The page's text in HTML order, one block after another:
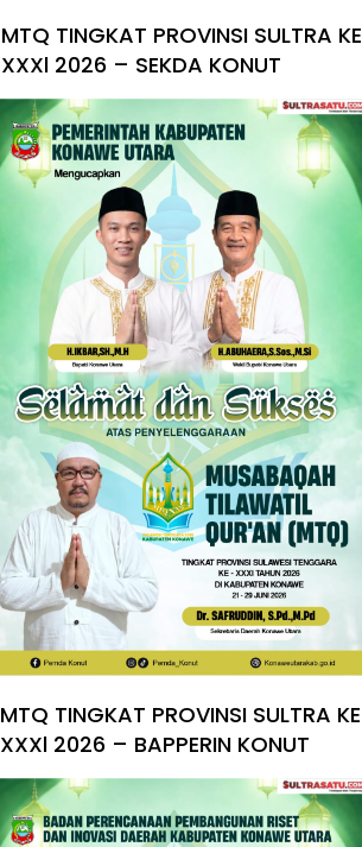
MTQ TINGKAT PROVINSI SULTRA KE
XXXl 2026 – SEKDA KONUT
MTQ TINGKAT PROVINSI SULTRA KE
XXXl 2026 – BAPPERIN KONUT